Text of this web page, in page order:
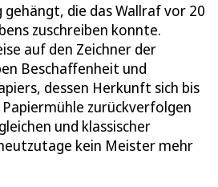
gehängt, die das Wallraf vor 20
zuschreiben konnte.
auf den Zeichner der
Beschaffenheit und
dessen Herkunft sich bis
zurückverfolgen
und klassischer
kein Meister mehr